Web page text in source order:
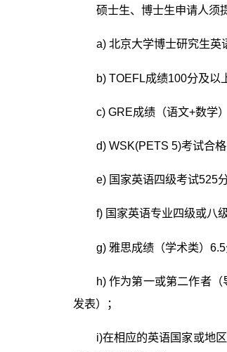
硕士生、博士生申请人须
a) 北京大学博士研究生英
b) TOEFL成绩100分及以
c) GRE成绩（语文+数学
d) WSK(PETS 5)考试合
e) 国家英语四级考试525
f) 国家英语专业四级或八
g) 雅思成绩（学术类）
h) 作为第一或第二作者
发表）；
i)在相应的英语国家或地